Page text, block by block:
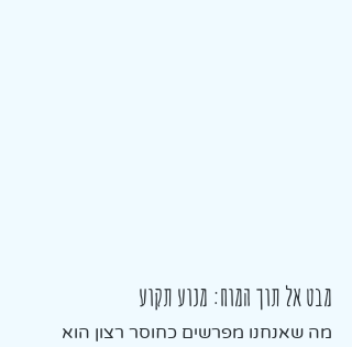
מבט אל תוך המוח: מנוע תקוע
מה שאנחנו מפרשים כחוסר רצון הוא